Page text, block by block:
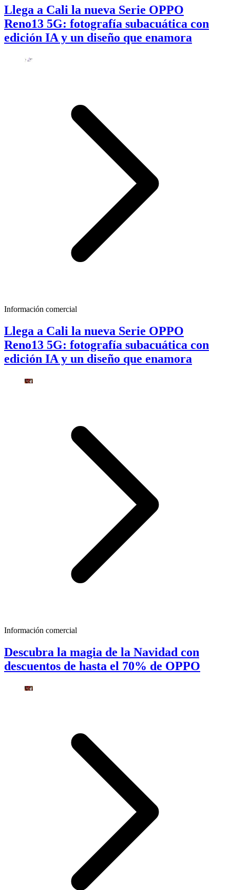
Llega a Cali la nueva Serie OPPO
Reno13 5G: fotografía subacuática con
edición IA y un diseño que enamora
Información comercial
Llega a Cali la nueva Serie OPPO
Reno13 5G: fotografía subacuática con
edición IA y un diseño que enamora
Información comercial
Descubra la magia de la Navidad con
descuentos de hasta el 70% de OPPO